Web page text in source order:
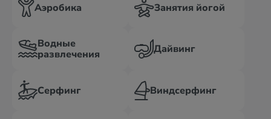
Аэробика Занятия йогой
Водные
развлечения
Дайвинг
Серфинг Виндсерфинг